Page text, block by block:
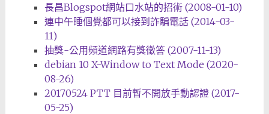
長昌Blogspot網站口水站的招術 (2008-01-10)
連中午睡個覺都可以接到詐騙電話 (2014-03-
11)
抽獎-公用頻道網路有獎徵答 (2007-11-13)
debian 10 X-Window to Text Mode (2020-
08-26)
20170524 PTT 目前暫不開放手動認證 (2017-
05-25)